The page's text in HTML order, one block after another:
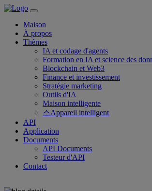
Maison
À propos
Thèmes
IA et codage d'agents
Formation en IA et science des
Blockchain et Web3
Finance et investissement
Stratégie marketing
Outils d'IA
Maison intelligente
스Appareil intelligent
API
Application
Documents
API Documents
Testeur d'API
Contact